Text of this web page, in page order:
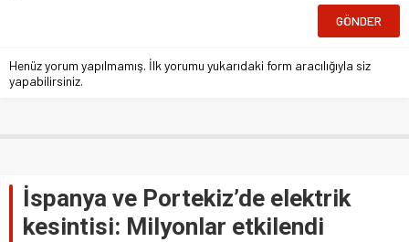
Henüz yorum yapılmamış. İlk yorumu yukarıdaki form aracılığıyla siz
yapabilirsiniz.
İspanya ve Portekiz’de elektrik
kesintisi: Milyonlar etkilendi